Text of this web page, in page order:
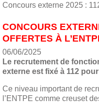
Concours externe 2025 :
CONCOURS
OFFERTES À
06/06/2025
Le recrutement de
externe est fixé à 112
Ce niveau important de
l’ENTPE comme creuset